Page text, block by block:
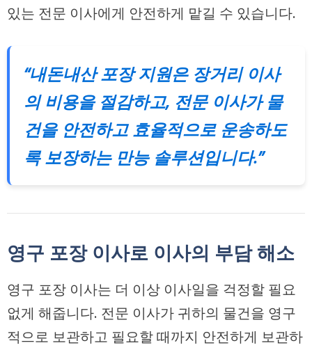
있는 전문 이사에게 안전하게 맡길 수 있습니다.
“내돈내산 포장 지원은 장거리 이사
의 비용을 절감하고, 전문 이사가 물
건을 안전하고 효율적으로 운송하도
록 보장하는 만능 솔루션입니다.”
영구 포장 이사로 이사의 부담 해소
영구 포장 이사는 더 이상 이사일을 걱정할 필요
없게 해줍니다. 전문 이사가 귀하의 물건을 영구
적으로 보관하고 필요할 때까지 안전하게 보관하